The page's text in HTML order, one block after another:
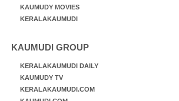
KAUMUDY MOVIES
KERALAKAUMUDI
KAUMUDI GROUP
KERALAKAUMUDI DAILY
KAUMUDY TV
KERALAKAUMUDI.COM